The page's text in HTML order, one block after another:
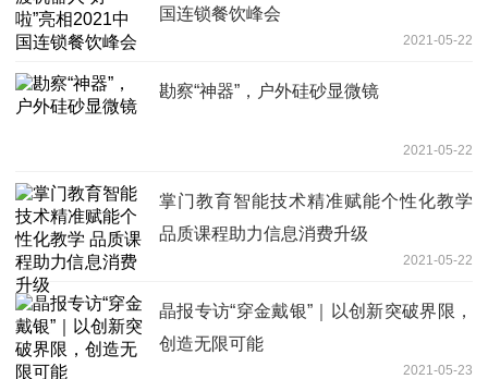
国连锁餐饮峰会
2021-05-22
勘察“神器”，户外硅砂显微镜
2021-05-22
掌门教育智能技术精准赋能个性化教学
品质课程助力信息消费升级
2021-05-22
晶报专访“穿金戴银”｜以创新突破界限，
创造无限可能
2021-05-23